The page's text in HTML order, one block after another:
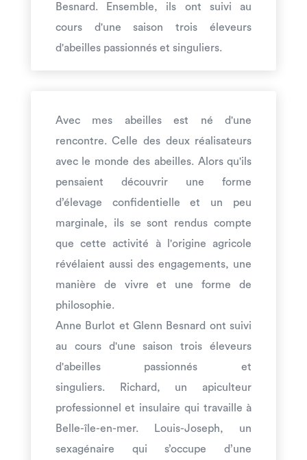
Besnard. Ensemble, ils ont suivi au
cours d'une saison trois éleveurs
d'abeilles passionnés et singuliers.
Avec mes abeilles est né d'une
rencontre. Celle des deux réalisateurs
avec le monde des abeilles. Alors qu'ils
pensaient découvrir une forme
d’élevage confidentielle et un peu
marginale, ils se sont rendus compte
que cette activité à l'origine agricole
révélaient aussi des engagements, une
manière de vivre et une forme de
philosophie.
Anne Burlot et Glenn Besnard ont suivi
au cours d'une saison trois éleveurs
d'abeilles passionnés et
singuliers. Richard, un apiculteur
professionnel et insulaire qui travaille à
Belle-île-en-mer. Louis-Joseph, un
sexagénaire qui s’occupe d’une